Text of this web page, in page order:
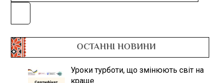
ОСТАННІ НОВИНИ
Уроки турботи, що змінюють світ на
краще